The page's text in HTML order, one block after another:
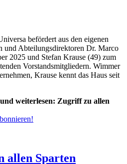
befördert aus den eigenen
und Abteilungsdirektoren Dr. Marco
2025 und Stefan Krause (49) zum
Vorstandsmitgliedern. Wimmer
Krause kennt das Haus seit
weiterlesen: Zugriff zu allen
allen Sparten